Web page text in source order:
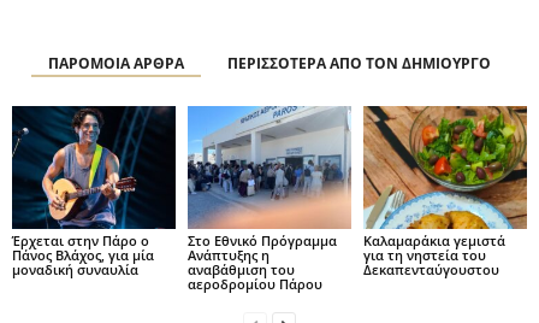
ΠΑΡΟΜΟΙΑ ΑΡΘΡΑ ΠΕΡΙΣΣΟΤΕΡΑ ΑΠΟ ΤΟΝ ΔΗΜΙΟΥΡΓΟ
Έρχεται στην Πάρο ο
Πάνος Βλάχος, για μία
μοναδική συναυλία
Στο Εθνικό Πρόγραμμα
Ανάπτυξης η
αναβάθμιση του
αεροδρομίου Πάρου
Καλαμαράκια γεμιστά
για τη νηστεία του
Δεκαπενταύγουστου